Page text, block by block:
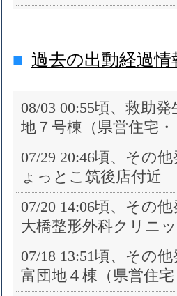
■ 過去の出動経過情
08/03 00:55頃、救助
地７号棟（県営住宅
07/29 20:46頃、その
ょっとこ筑後店付近
07/20 14:06頃、その
大橋整形外科クリニ
07/18 13:51頃、その
富団地４棟（県営住